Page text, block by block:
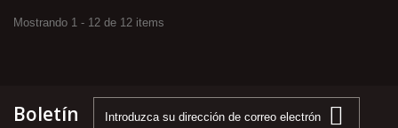
Mostrando 1 - 12 de 12 items
Boletín